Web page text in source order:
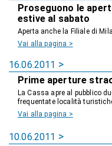
Proseguono le
estive al sabato
Aperta anche la Filiale di
Vai alla pagina >
16.06.2011
Prime aperture
La Cassa apre al pubblico
frequentate località
Vai alla pagina >
10.06.2011